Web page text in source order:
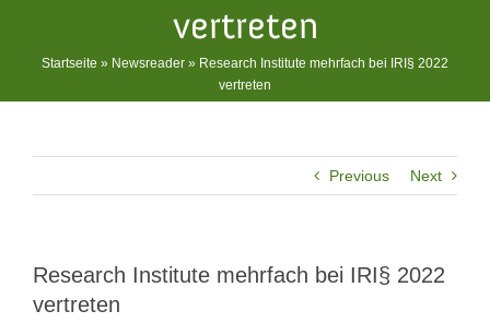
vertreten
Startseite » Newsreader » Research Institute mehrfach bei IRI§ 2022
vertreten
Previous Next
Research Institute mehrfach bei IRI§ 2022
vertreten